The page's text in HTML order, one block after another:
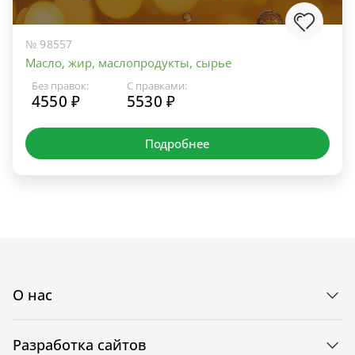
№ 98557
Масло, жир, маслопродукты, сырье
Без правок:
4550 ₽
С правками:
5530 ₽
Подробнее
О нас
Разработка сайтов